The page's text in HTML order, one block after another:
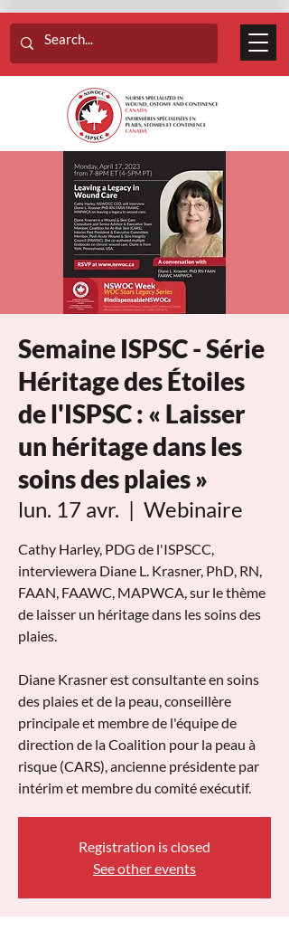
Semaine ISPSC - Série
Héritage des Étoiles
de l'ISPSC : « Laisser
un héritage dans les
soins des plaies »
lun. 17 avr.
  |
Webinaire
Cathy Harley, PDG de l'ISPSCC,
interviewera Diane L. Krasner, PhD, RN,
FAAN, FAAWC, MAPWCA, sur le thème
de laisser un héritage dans les soins des
plaies.
Diane Krasner est consultante en soins
des plaies et de la peau, conseillère
principale et membre de l'équipe de
direction de la Coalition pour la peau à
risque (CARS), ancienne présidente par
intérim et membre du comité exécutif.
Registration is closed
See other events